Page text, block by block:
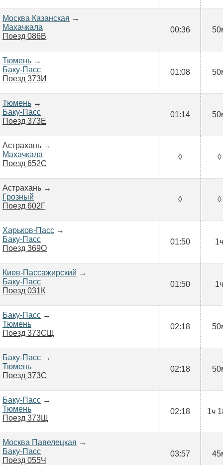
Москва Казанская →
Махачкала
Поезд 086В
00:36
Тюмень →
Баку-Пасс
Поезд 373И
01:08
Тюмень →
Баку-Пасс
Поезд 373Е
01:14
Астрахань →
Махачкала
Поезд 652С
◊ ◊
Астрахань →
Грозный
Поезд 602Г
◊ ◊
Харьков-Пасс →
Баку-Пасс
Поезд 369О
01:50 1ч
Киев-Пассажирский →
Баку-Пасс
Поезд 031К
01:50 1ч
Баку-Пасс →
Тюмень
Поезд 373СЩ
02:18
Баку-Пасс →
Тюмень
Поезд 373С
02:18
Баку-Пасс →
Тюмень
Поезд 373Щ
02:18 1ч
Москва Павелецкая →
Баку-Пасс
Поезд 055Ч
03:57